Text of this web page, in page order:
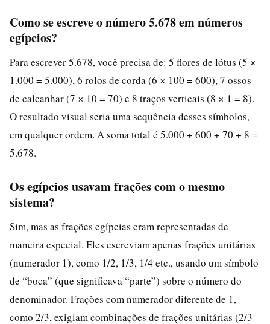
Como se escreve o número 5.678 em números
egípcios?
Para escrever 5.678, você precisa de: 5 flores de lótus (5 ×
1.000 = 5.000), 6 rolos de corda (6 × 100 = 600), 7 ossos
de calcanhar (7 × 10 = 70) e 8 traços verticais (8 × 1 = 8).
O resultado visual seria uma sequência desses símbolos,
em qualquer ordem. A soma total é 5.000 + 600 + 70 + 8 =
5.678.
Os egípcios usavam frações com o mesmo
sistema?
Sim, mas as frações egípcias eram representadas de
maneira especial. Eles escreviam apenas frações unitárias
(numerador 1), como 1/2, 1/3, 1/4 etc., usando um símbolo
de “boca” (que significava “parte”) sobre o número do
denominador. Frações com numerador diferente de 1,
como 2/3, exigiam combinações de frações unitárias (2/3